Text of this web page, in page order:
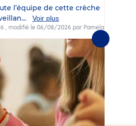
l’équipe de cette crèche
Voir plus
, modifié le 06/08/2026 par Pamela
Suivantes